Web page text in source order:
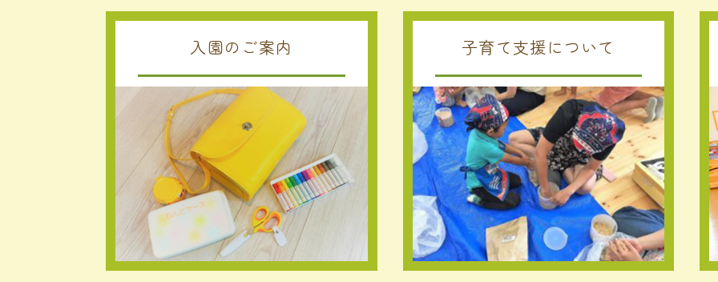
入園のご案内 子育て支援について